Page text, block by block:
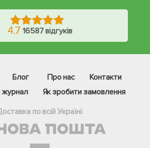
4.7 16587 відгуків
Блог Про нас
Контакти
журнал
Як зробити замовлення
по всій Україні: